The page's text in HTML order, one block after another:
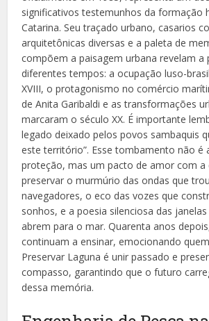
significativos testemunhos da formação
Catarina. Seu traçado urbano, casarios
arquitetônicas diversas e a paleta de
compõem a paisagem urbana revelam a
diferentes tempos: a ocupação luso-
XVIII, o protagonismo no comércio
de Anita Garibaldi e as transformações
marcaram o século XX. É importante
legado deixado pelos povos sambaquis
este território”. Esse tombamento não é
proteção, mas um pacto de amor com a
preservar o murmúrio das ondas que
navegadores, o eco das vozes que
sonhos, e a poesia silenciosa das
abrem para o mar. Quarenta anos
continuam a ensinar, emocionando
Preservar Laguna é unir passado e
compasso, garantindo que o futuro
dessa memória.